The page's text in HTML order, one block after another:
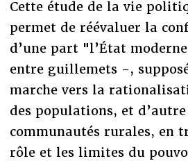
Cette étude de la vie
permet de réévaluer la
d’une part "l’État
entre guillemets -,
marche vers la
des populations, et
communautés rurales, en
rôle et les limites du